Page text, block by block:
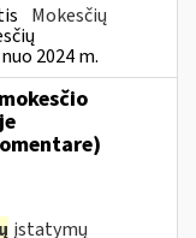
Mokesčių
2024 m.
įstatymų